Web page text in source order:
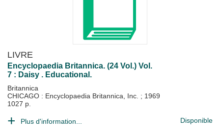
LIVRE
Encyclopaedia Britannica. (24 Vol.) Vol.
7 : Daisy . Educational.
Britannica
CHICAGO : Encyclopaedia Britannica, Inc. ; 1969
1027 p.
Plus d'information... Disponible